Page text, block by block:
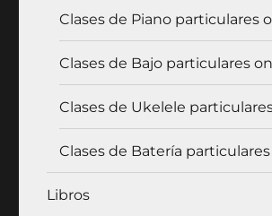
Clases de Piano particulares
Clases de Bajo particulares
Clases de Ukelele
Clases de Batería
Libros